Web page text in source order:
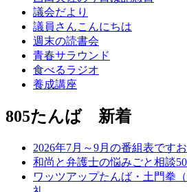
議会だより
議員さんこんにちは
週末の読書会
青春サラウンド
食べるラジオ
養成講座
805たんば 新着
2026年7月～9月の番組表です
和尚と弁護士の悩みごと相談
ワッツアップたんば・土門拳